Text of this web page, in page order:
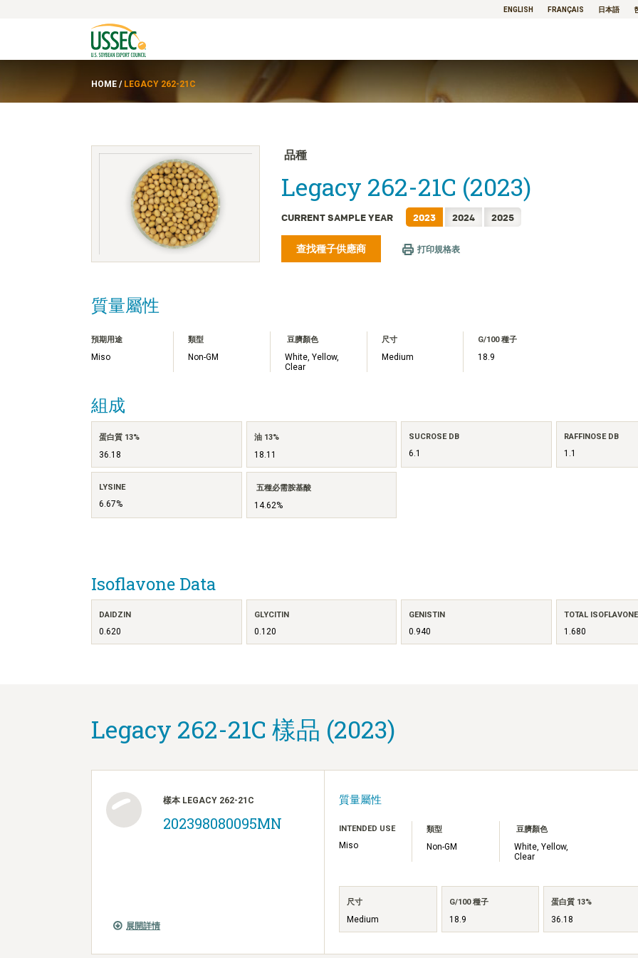
ENGLISH FRANÇAIS 日本語
HOME / LEGACY 262-21C
品種
Legacy 262-21C (2023)
CURRENT SAMPLE YEAR 2023 2024 2025
查找種子供應商 打印規格表
質量屬性
預期用途
Miso
類型
Non-GM
豆臍顏色
White, Yellow,
Clear
尺寸
Medium
G/100 種子
18.9
組成
蛋白質 13%
36.18
油 13%
18.11
SUCROSE DB
6.1
RAFFINOSE DB
1.1
LYSINE
6.67%
五種必需胺基酸
14.62%
Isoflavone Data
DAIDZIN
0.620
GLYCITIN
0.120
GENISTIN
0.940
TOTAL
1.680
Legacy 262-21C 樣品 (2023)
展開詳情
樣本 LEGACY 262-21C
202398080095MN
質量屬性
INTENDED USE
Miso
類型
Non-GM
豆臍顏色
White, Yellow,
Clear
尺寸
Medium
G/100 種子
18.9
蛋白質 13%
36.18